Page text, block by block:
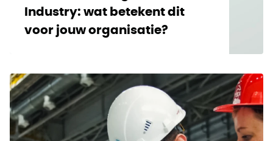
Industry: wat betekent dit
voor jouw organisatie?